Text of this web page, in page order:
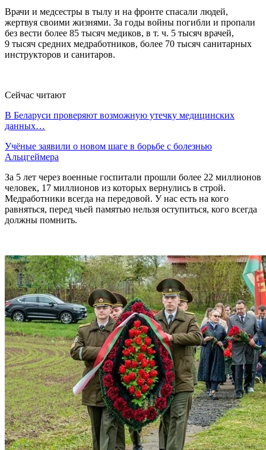
Врачи и медсестры в тылу и на фронте спасали людей,
жертвуя своими жизнями. За годы войны погибли и пропали
без вести более 85 тысяч медиков, в т. ч. 5 тысяч врачей,
9 тысяч средних медработников, более 70 тысяч санитарных
инструкторов и санитаров.
Сейчас читают
В Беларуси проверяют возможную утечку медицинских
данных…
Учёные заявили о новом шаге в борьбе с болезнью
Альцгеймера
За 5 лет через военные госпитали прошли более 22 миллионов
человек, 17 миллионов из которых вернулись в строй.
Медработники всегда на передовой. У нас есть на кого
равняться, перед чьей памятью нельзя оступиться, кого всегда
должны помнить.